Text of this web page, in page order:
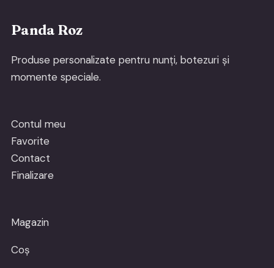
Panda Roz
Produse personalizate pentru nunți, botezuri și
momente speciale.
Contul meu
Favorite
Contact
Finalizare
Magazin
Coș